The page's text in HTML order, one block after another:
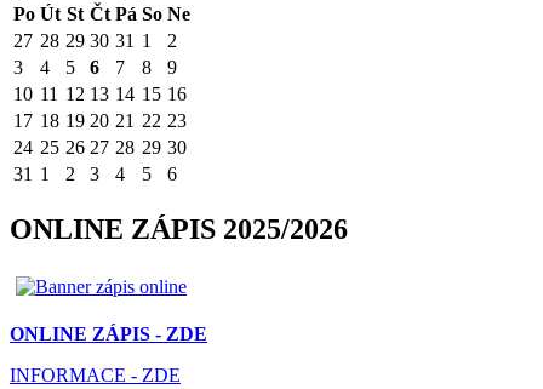
Po Út St Čt Pá So Ne
27 28 29 30 31 1
2
3
4 5 6 7 8
9
10 11 12 13 14 15 16
17 18 19 20 21 22 23
24 25 26 27 28 29 30
31 1 2 3 4 5 6
ONLINE ZÁPIS 2025/2026
ONLINE ZÁPIS - ZDE
INFORMACE - ZDE